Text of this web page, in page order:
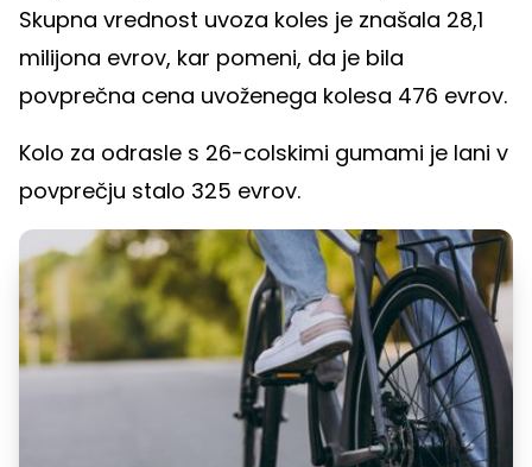
Skupna vrednost uvoza koles je znašala 28,1
milijona evrov, kar pomeni, da je bila
povprečna cena uvoženega kolesa 476 evrov.
Kolo za odrasle s 26-colskimi gumami je lani v
povprečju stalo 325 evrov.